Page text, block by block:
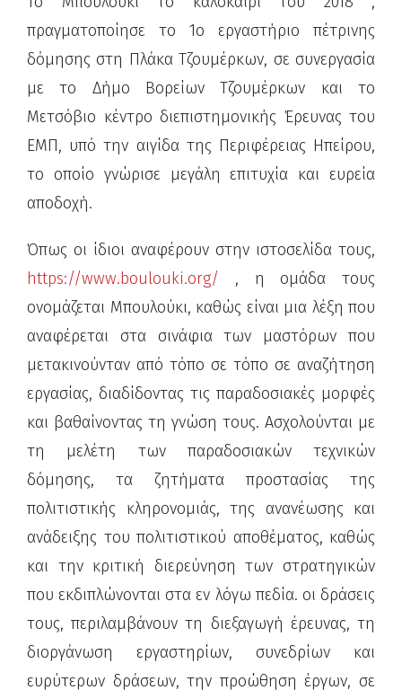
πραγματοποίησε το 1ο εργαστήριο πέτρινης
δόμησης στη Πλάκα Τζουμέρκων, σε συνεργασία
με το Δήμο Βορείων Τζουμέρκων και το
Μετσόβιο κέντρο διεπιστημονικής Έρευνας του
ΕΜΠ, υπό την αιγίδα της Περιφέρειας Ηπείρου,
το οποίο γνώρισε μεγάλη επιτυχία και ευρεία
αποδοχή.
Όπως οι ίδιοι αναφέρουν στην ιστοσελίδα τους,
https://www.boulouki.org/ , η ομάδα τους
ονομάζεται Μπουλούκι, καθώς είναι μια λέξη που
αναφέρεται στα σινάφια των μαστόρων που
μετακινούνταν από τόπο σε τόπο σε αναζήτηση
εργασίας, διαδίδοντας τις παραδοσιακές μορφές
και βαθαίνοντας τη γνώση τους. Ασχολούνται με
τη μελέτη των παραδοσιακών τεχνικών
δόμησης, τα ζητήματα προστασίας της
πολιτιστικής κληρονομιάς, της ανανέωσης και
ανάδειξης του πολιτιστικού αποθέματος, καθώς
και την κριτική διερεύνηση των στρατηγικών
που εκδιπλώνονται στα εν λόγω πεδία. οι δράσεις
τους, περιλαμβάνουν τη διεξαγωγή έρευνας, τη
διοργάνωση εργαστηρίων, συνεδρίων και
ευρύτερων δράσεων, την προώθηση έργων, σε